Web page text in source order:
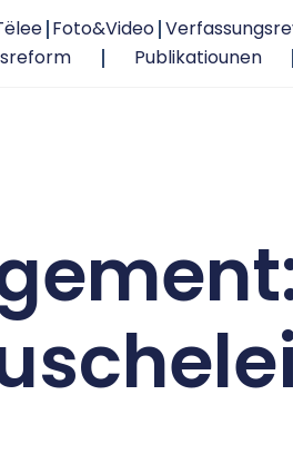
Foto&Video
Publikatiounen